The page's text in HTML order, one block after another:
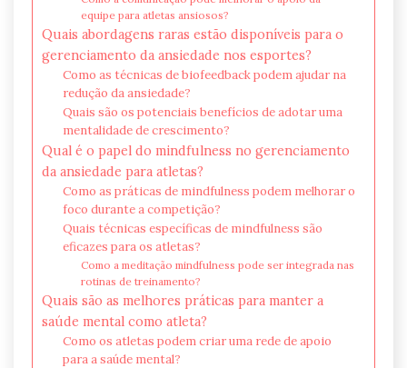
equipe para atletas ansiosos?
Quais abordagens raras estão disponíveis para o
gerenciamento da ansiedade nos esportes?
Como as técnicas de biofeedback podem ajudar na
redução da ansiedade?
Quais são os potenciais benefícios de adotar uma
mentalidade de crescimento?
Qual é o papel do mindfulness no gerenciamento
da ansiedade para atletas?
Como as práticas de mindfulness podem melhorar o
foco durante a competição?
Quais técnicas específicas de mindfulness são
eficazes para os atletas?
Como a meditação mindfulness pode ser integrada nas
rotinas de treinamento?
Quais são as melhores práticas para manter a
saúde mental como atleta?
Como os atletas podem criar uma rede de apoio
para a saúde mental?